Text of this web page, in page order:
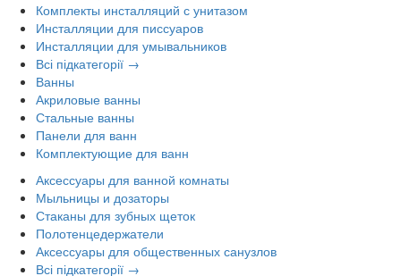
Комплекты инсталляций с унитазом
Инсталляции для писсуаров
Инсталляции для умывальников
Всі підкатегорії →
Ванны
Акриловые ванны
Стальные ванны
Панели для ванн
Комплектующие для ванн
Аксессуары для ванной комнаты
Мыльницы и дозаторы
Стаканы для зубных щеток
Полотенцедержатели
Аксессуары для общественных санузлов
Всі підкатегорії →